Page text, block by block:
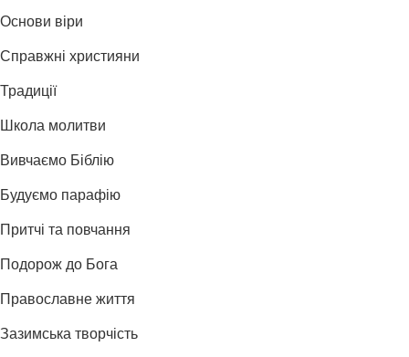
Основи віри
Справжні християни
Традиції
Школа молитви
Вивчаємо Біблію
Будуємо парафію
Притчі та повчання
Подорож до Бога
Православне життя
Зазимська творчість